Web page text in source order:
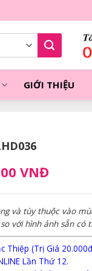
GIỚI THIỆU
VNĐ
và tùy thuộc vào
với hình ảnh sẵn có
Thiệp (Trị Giá
Lần Thứ 12.